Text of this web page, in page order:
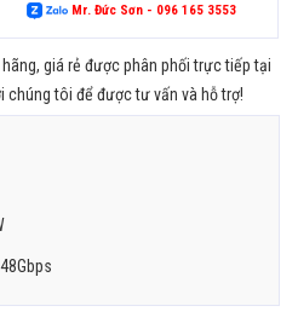
Mr. Đức Sơn - 096 165 3553
giá rẻ được phân phối trực tiếp tại
chúng tôi để được tư vấn và hỗ trợ!